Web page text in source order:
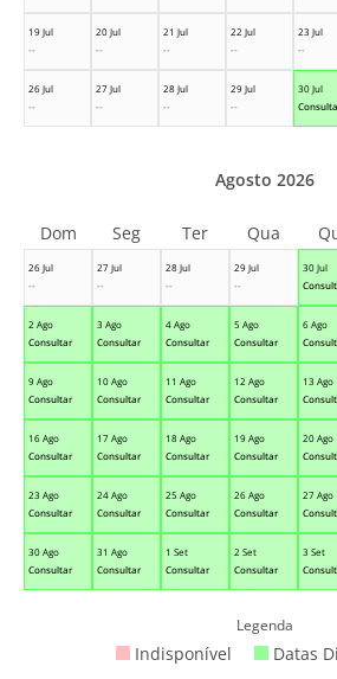
19 Jul
--
20 Jul
--
21 Jul
--
22 Jul
--
23 Jul
--
26 Jul
--
27 Jul
--
28 Jul
--
29 Jul
--
30 Jul
26 Jul
--
27 Jul
--
28 Jul
--
29 Jul
--
30 Jul
2 Ago
Consultar
3 Ago
Consultar
4 Ago
Consultar
5 Ago
Consultar
6 Ago
9 Ago
Consultar
10 Ago
Consultar
11 Ago
Consultar
12 Ago
Consultar
13 Ago
16 Ago
Consultar
17 Ago
Consultar
18 Ago
Consultar
19 Ago
Consultar
20 Ago
23 Ago
Consultar
24 Ago
Consultar
25 Ago
Consultar
26 Ago
Consultar
27 Ago
30 Ago
Consultar
31 Ago
Consultar
1 Set
Consultar
2 Set
Consultar
3 Set
Agosto 2026
Dom Seg Ter Qua
Legenda
Indisponível Datas